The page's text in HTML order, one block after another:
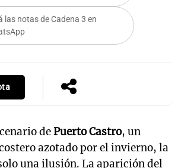
las notas de Cadena 3 en
dePuerto Castro, un
azotado por el invierno, la
una ilusión. La aparición del